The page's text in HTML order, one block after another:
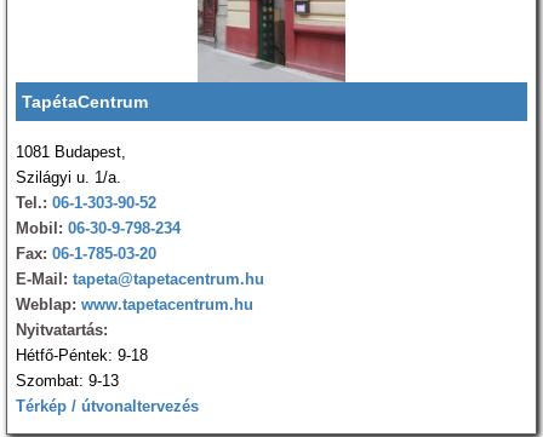
TapétaCentrum
1081 Budapest,
Szilágyi u. 1/a.
Tel.: 06-1-303-90-52
Mobil: 06-30-9-798-234
Fax: 06-1-785-03-20
E-Mail: tapeta@tapetacentrum.hu
Weblap: www.tapetacentrum.hu
Nyitvatartás:
Hétfő-Péntek: 9-18
Szombat: 9-13
Térkép / útvonaltervezés